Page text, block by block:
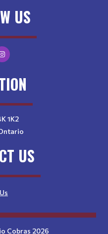
US
1K2
US
Cobras 2026